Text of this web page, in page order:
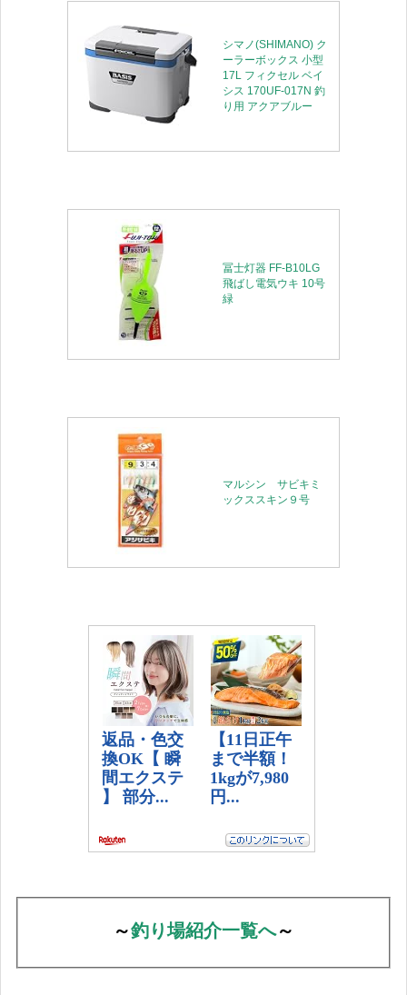
シマノ(SHIMANO) ク
ーラーボックス 小型
17L フィクセル ベイ
シス 170UF-017N 釣
り用 アクアブルー
冨士灯器 FF-B10LG
飛ばし電気ウキ 10号
緑
マルシン サビキミ
ックススキン９号
～釣り場紹介一覧へ～